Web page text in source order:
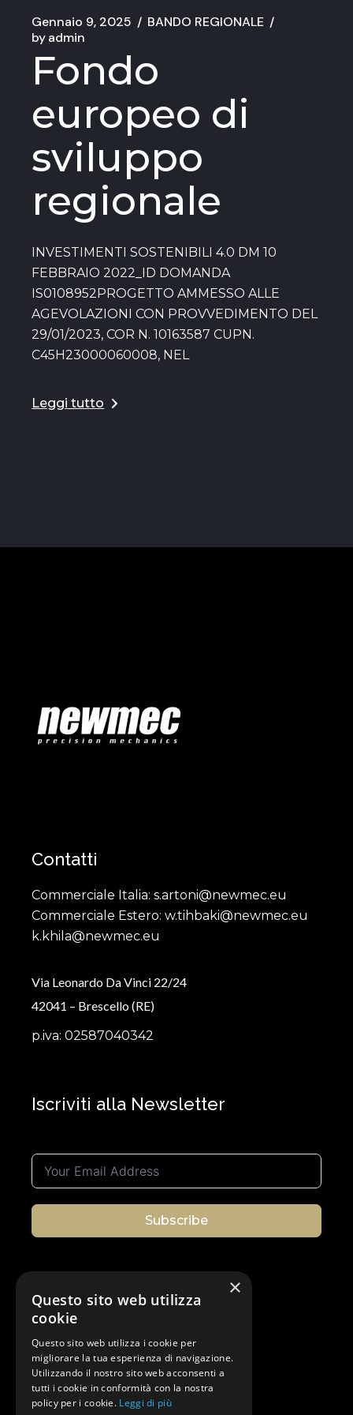
Gennaio 9, 2025
BANDO REGIONALE
byadmin
Fondo
europeo di
sviluppo
regionale
INVESTIMENTI SOSTENIBILI 4.0 DM 10
FEBBRAIO 2022_ID DOMANDA
IS0108952PROGETTO AMMESSO ALLE
AGEVOLAZIONI CON PROVVEDIMENTO DEL
29/01/2023, COR N. 10163587 CUPN.
C45H23000060008, NEL
Leggi tutto
Contatti
Commerciale Italia: s.artoni@newmec.eu
Commerciale Estero: w.tihbaki@newmec.eu
k.khila@newmec.eu
Via Leonardo Da Vinci 22/24
42041 – Brescello (RE)
p.iva: 02587040342
Iscriviti alla Newsletter
Subscribe
Seguici
×
Questo sito web utilizza
cookie
Questo sito web utilizza i cookie per
migliorare la tua esperienza di navigazione.
Utilizzando il nostro sito web acconsenti a
tutti i cookie in conformità con la nostra
policy per i cookie. Leggi di più